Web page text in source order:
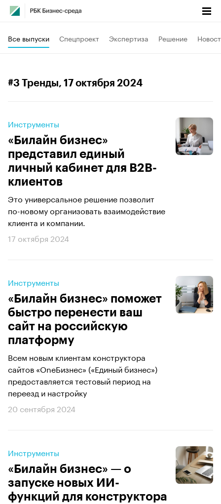
Все выпуски Спецпроект Экспертиза Решение
#3 Тренды, 17 октября 2024
Инструменты
«Билайн бизнес»
представил единый
личный кабинет для B2B-
клиентов
Это универсальное решение позволит
по-новому организовать взаимодействие
клиента и компании.
17 октября 2024
Инструменты
«Билайн бизнес» поможет
быстро перенести ваш
сайт на российскую
платформу
Всем новым клиентам конструктора
сайтов «OneБизнес» («Единый бизнес»)
предоставляется тестовый период на
переезд и настройку
20 сентября 2024
Инструменты
«Билайн бизнес» — о
запуске новых ИИ-
функций для конструктора